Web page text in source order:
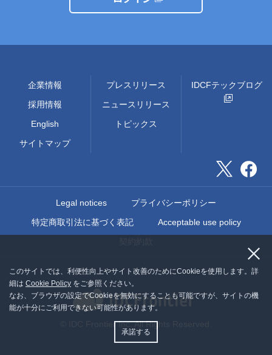
このサイトでは、利便性向上やサイト改善のためにCookieを使用します。詳
細は Cookie Policy をご参照ください。
なお、ブラウザの設定でCookieを無効にすることも可能ですが、サイトの機
能が十分にご利用できない可能性があります。
承諾する
企業情報
採用情報
English
サイトマップ
プレスリリース
ニュースリリース
トピックス
IDCFテックブログ
Legal notices
プライバシーポリシー
特定商取引法に基づく表記
Acceptable use policy
© IDC Frontier Inc. All Rights Reserved.